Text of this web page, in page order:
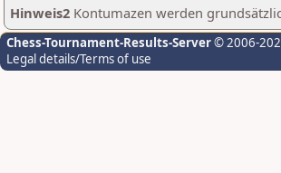
Hinweis2 Kontumazen werden
Chess-Tournament-Results-Server© 2006-
Legal details/Terms of use